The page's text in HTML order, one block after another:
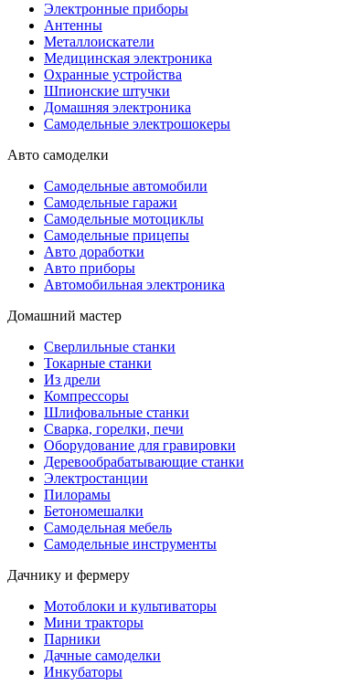
Электронные приборы
Антенны
Металлоискатели
Медицинская электроника
Охранные устройства
Шпионские штучки
Домашняя электроника
Самодельные электрошокеры
Авто самоделки
Самодельные автомобили
Самодельные гаражи
Самодельные мотоциклы
Самодельные прицепы
Авто доработки
Авто приборы
Автомобильная электроника
Домашний мастер
Сверлильные станки
Токарные станки
Из дрели
Компрессоры
Шлифовальные станки
Сварка, горелки, печи
Оборудование для гравировки
Деревообрабатывающие станки
Электростанции
Пилорамы
Бетономешалки
Самодельная мебель
Самодельные инструменты
Дачнику и фермеру
Мотоблоки и культиваторы
Мини тракторы
Парники
Дачные самоделки
Инкубаторы